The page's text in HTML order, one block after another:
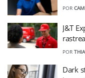
POR
J&T
POR
Dark